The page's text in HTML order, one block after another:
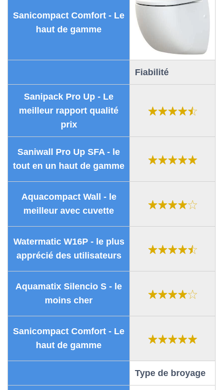
Sanicompact Comfort - Le
haut de gamme
Fiabilité
Sanipack Pro Up - Le
meilleur rapport qualité
prix
Saniwall Pro Up SFA - le
tout en un haut de gamme
Aquacompact Wall - le
meilleur avec cuvette
Watermatic W16P - le plus
apprécié des utilisateurs
Aquamatix Silencio S - le
moins cher
Sanicompact Comfort - Le
haut de gamme
Type de broyage